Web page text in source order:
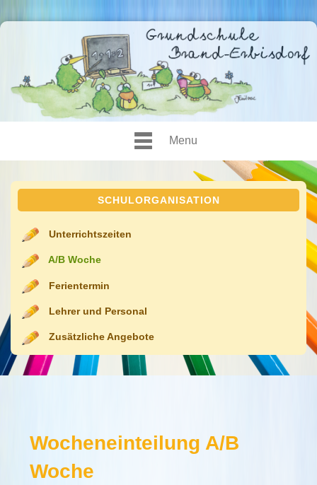
Menu
SCHULORGANISATION
Unterrichtszeiten
A/B Woche
Ferientermin
Lehrer und Personal
Zusätzliche Angebote
Wocheneinteilung A/B
Woche